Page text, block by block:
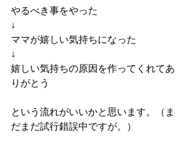
やるべき事をやった
↓
ママが嬉しい気持ちになった
↓
嬉しい気持ちの原因を作ってくれてあ
りがとう
という流れがいいかと思います。（ま
だまだ試行錯誤中ですが。）